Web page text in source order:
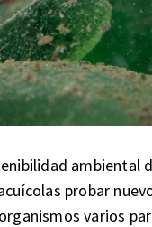
ambiental
probar
varios